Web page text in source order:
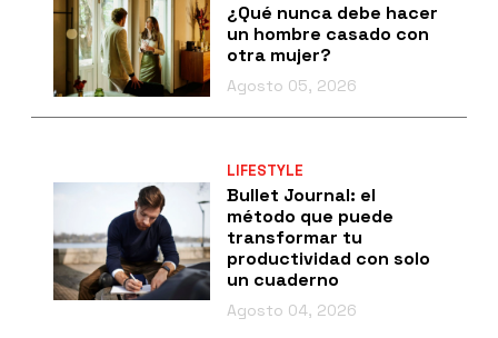
¿Qué nunca debe hacer
un hombre casado con
otra mujer?
Agosto 05, 2026
LIFESTYLE
Bullet Journal: el
método que puede
transformar tu
productividad con solo
un cuaderno
Agosto 04, 2026